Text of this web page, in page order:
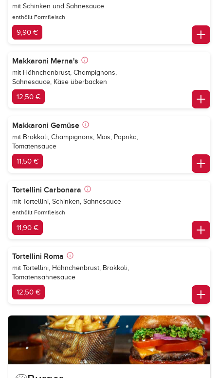
mit Schinken und Sahnesauce
enthällt Formfleisch
9,90 €
Makkaroni Merna's
mit Hähnchenbrust, Champignons,
Sahnesauce, Käse überbacken
12,50 €
Makkaroni Gemüse
mit Brokkoli, Champignons, Mais, Paprika,
Tomatensauce
11,50 €
Tortellini Carbonara
mit Tortellini, Schinken, Sahnesauce
enthällt Formfleisch
11,90 €
Tortellini Roma
mit Tortellini, Hähnchenbrust, Brokkoli,
Tomatensahnesauce
12,50 €